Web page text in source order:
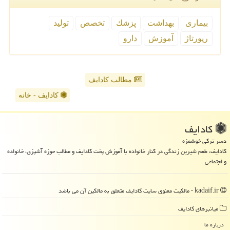
بیماری بهداشت پزشك تخصص
تولید
رپورتاژ
آموزش دارو
مطالب کادایف
کادایف - خانه
كادایف
دسر ترکی خوشمزه
کادایف، طعم شیرین زندگی در کنار خانواده با آموزش پخت کادایف و مطالب حوزه آشپزی، خانواده
و اجتماعی
میانبرهای كادایف
درباره ما